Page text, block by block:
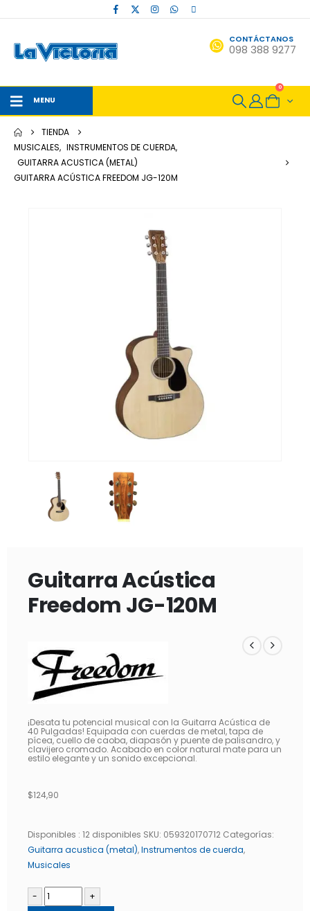
CONTÁCTANOS
098 388 9277
MENU
0
TIENDA
MUSICALES, INSTRUMENTOS DE CUERDA,
GUITARRA ACUSTICA (METAL)
GUITARRA ACÚSTICA FREEDOM JG-120M
Guitarra Acústica
Freedom JG-120M
¡Desata tu potencial musical con la Guitarra Acústica de
40 Pulgadas! Equipada con cuerdas de metal, tapa de
pícea, cuello de caoba, diapasón y puente de palisandro, y
clavijero cromado. Acabado en color natural mate para un
estilo elegante y un sonido excepcional.
$124,90
Disponibles : 12 disponibles SKU: 059320170712 Categorías:
Guitarra acustica (metal),Instrumentos de cuerda,
Musicales
-
+